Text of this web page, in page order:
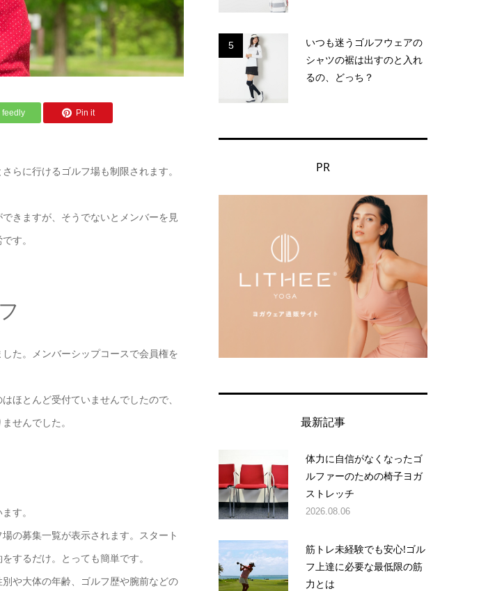
feedly Pin it
らに行けるゴルフ場も制限されます。
きますが、そうでないとメンバーを見
す。
た。メンバーシップコースで会員権を
ほとんど受付ていませんでしたので、
せんでした。
す。
の募集一覧が表示されます。スタート
するだけ。とっても簡単です。
や大体の年齢、ゴルフ歴や腕前などの
5
いつも迷うゴルフウェアの
シャツの裾は出すのと入れ
るの、どっち？
PR
最新記事
体力に自信がなくなったゴ
ルファーのための椅子ヨガ
ストレッチ
2026.08.06
筋トレ未経験でも安心!ゴル
フ上達に必要な最低限の筋
力とは